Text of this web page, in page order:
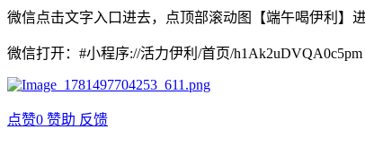
微信点击文字入口进去，点顶部滚动图【端午喝伊利】
微信打开：#小程序://活力伊利/首页/h1Ak2uDVQA0c5pm
点赞0 赞助 反馈